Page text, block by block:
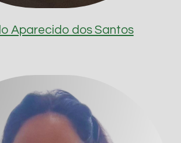
Aparecido dos Santos